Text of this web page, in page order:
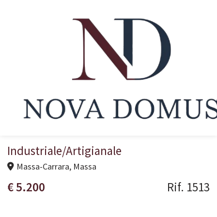
In Vendita
Chi Siamo
Servizi
I Nostri Servizi
Contatti
Industriale/Artigianale
Massa-Carrara, Massa
€ 5.200 Rif. 1513